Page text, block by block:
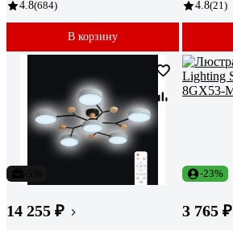
4.8(684)
В корзину
4.8(21)
14 255 ₽
-23%
3 765 ₽